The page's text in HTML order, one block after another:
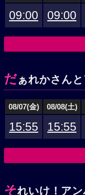
09:00 09:00
だぁれかさん
08/07(金) 08/08(土)
15:55 15:55
それいけ！ア